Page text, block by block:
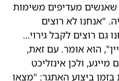
שאנשים מעדיפים משימות
"אנחנו לא רוצים
גם רוצים לקבל גירוי…
הוא אומר. עם זאת,
ולכן אינזליכט
ביצוע האתגר: "מצאו